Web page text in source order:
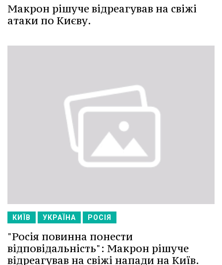
Макрон рішуче відреагував на свіжі
атаки по Києву.
КИЇВ УКРАЇНА РОСІЯ
"Росія повинна понести
відповідальність": Макрон рішуче
відреагував на свіжі напади на Київ.